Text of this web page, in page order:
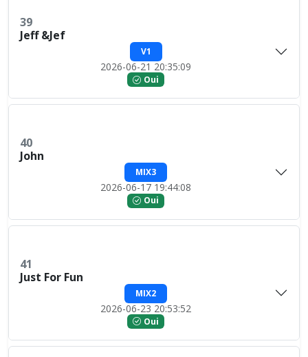
39
Jeff &Jef
V1
2026-06-21 20:35:09
Oui
40
John
MIX3
2026-06-17 19:44:08
Oui
41
Just For Fun
MIX2
2026-06-23 20:53:52
Oui